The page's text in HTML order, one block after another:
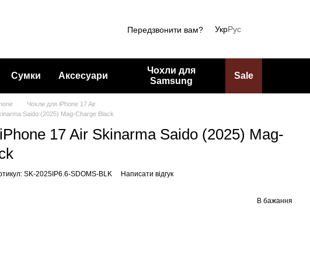
Передзвонити вам? УкрРус
Сумки Аксесуари
Чохли для
Samsung
Sale
Чохли для iPhone 17 Air
Saido (2025) Mag-Charge Black
17 Air Skinarma Saido (2025) Mag-
SK-2025IP6.6-SDOMS-BLK Написати відгук
В бажання